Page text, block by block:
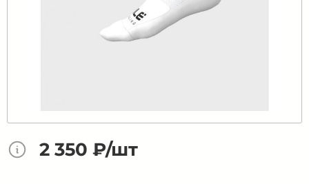
2 350 ₽/шт